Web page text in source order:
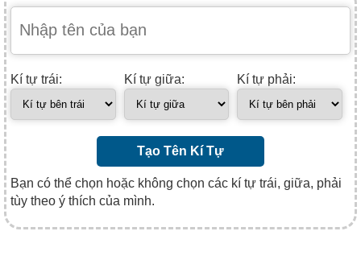
Kí tự trái: Kí tự giữa: Kí tự phải:
Tạo Tên Kí Tự
Bạn có thể chọn hoặc không chọn các kí tự trái, giữa, phải
tùy theo ý thích của mình.